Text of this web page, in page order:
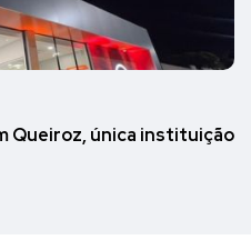
Queiroz, única instituição